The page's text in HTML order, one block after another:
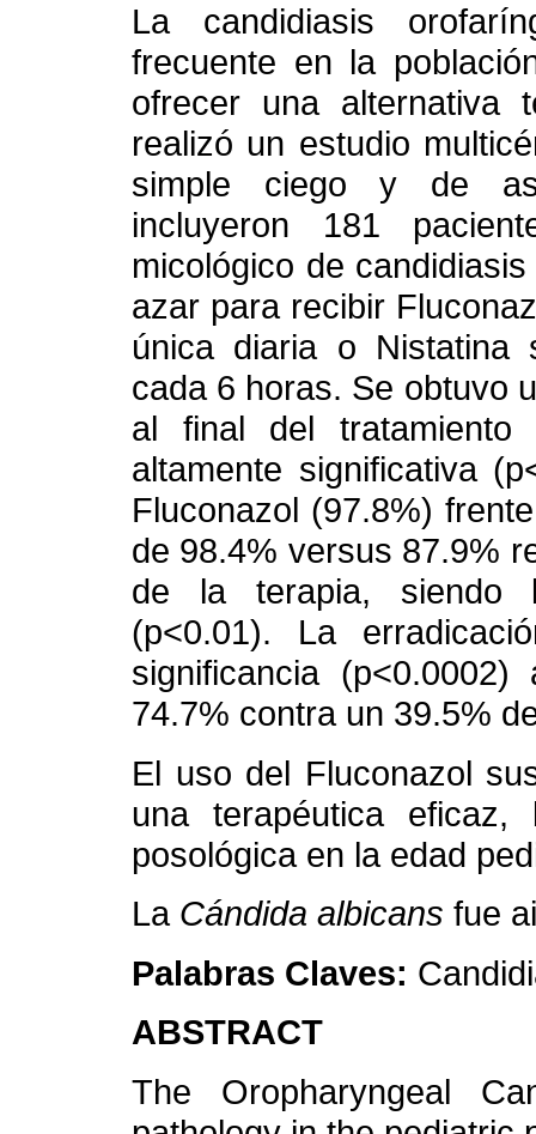
La candidiasis
frecuente en la
ofrecer una alternativa
realizó un estudio
simple ciego y de
incluyeron 181
micológico de
azar para recibir
única diaria o Nistatina
cada 6 horas. Se obtuvo
al final del tratamiento
altamente significativa
Fluconazol (97.8%)
de 98.4% versus 87.9%
de la terapia, siendo
(p<0.01). La
significancia
74.7% contra un 39.5%
El uso del Fluconazol
una terapéutica
posológica en la edad
La Cándida albicans fue
Palabras Claves:
ABSTRACT
The Oropharyngeal